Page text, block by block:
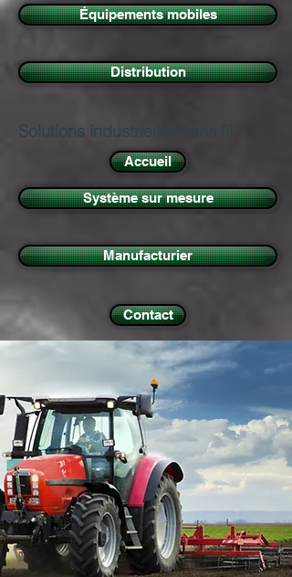
Solutions industrielles sans fil
Distribution
Équipements mobiles
Contact
Manufacturier
Système sur mesure
Accueil